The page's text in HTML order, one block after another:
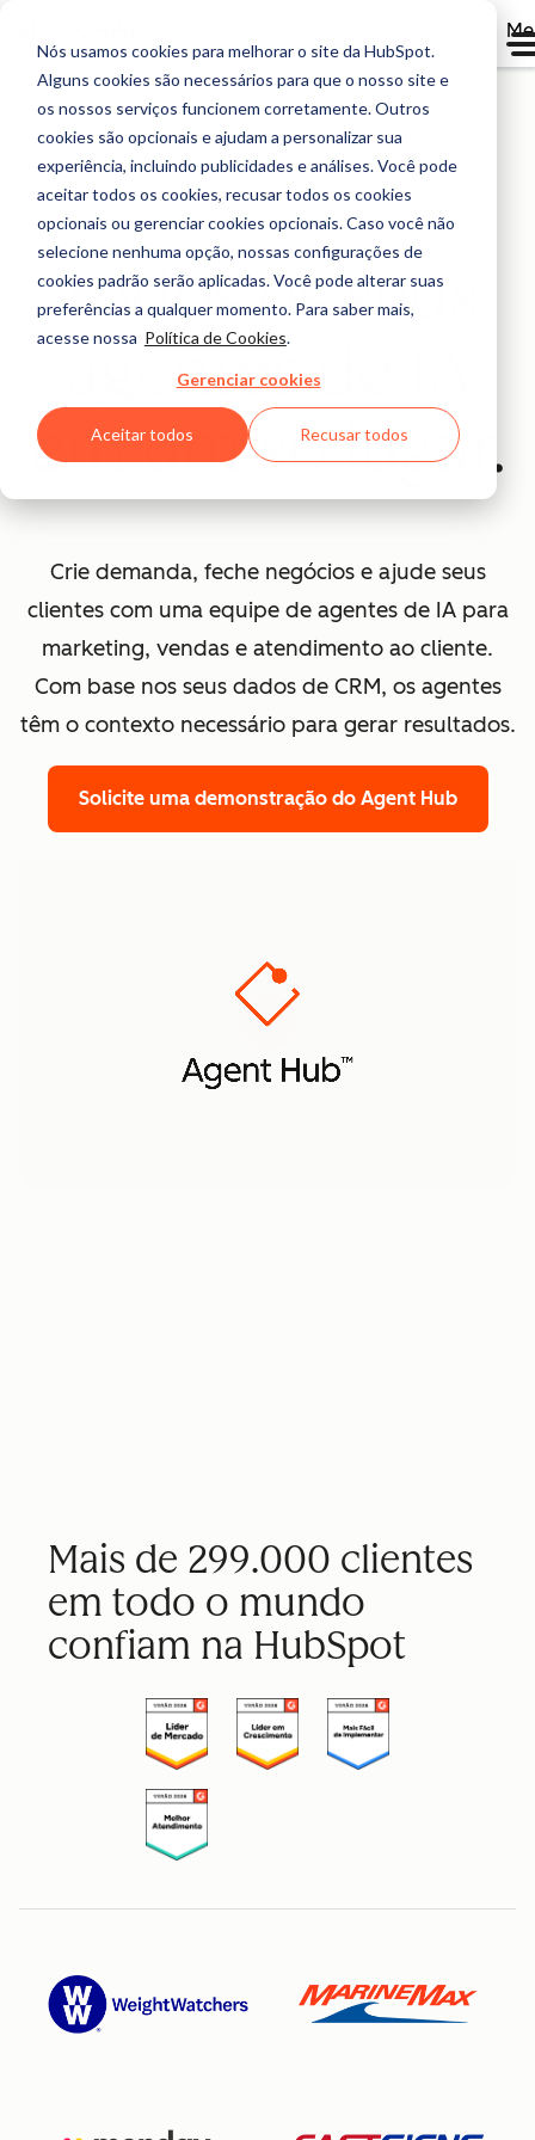
Nós usamos cookies para melhorar o site da HubSpot.
Alguns cookies são necessários para que o nosso site e
os nossos serviços funcionem corretamente. Outros
cookies são opcionais e ajudam a personalizar sua
experiência, incluindo publicidades e análises. Você pode
aceitar todos os cookies, recusar todos os cookies
opcionais ou gerenciar cookies opcionais. Caso você não
selecione nenhuma opção, nossas configurações de
cookies padrão serão aplicadas. Você pode alterar suas
preferências a qualquer momento. Para saber mais,
acesse nossa Política de Cookies.
Gerenciar cookies
Aceitar todos Recusar todos
Beta
Todos os seus
agentes de IA
em um só lugar.
Crie demanda, feche negócios e ajude seus
clientes com uma equipe de agentes de IA para
marketing, vendas e atendimento ao cliente.
Com base nos seus dados de CRM, os agentes
têm o contexto necessário para gerar resultados.
Solicite uma demonstração do Agent Hub
Mais de 299.000 clientes
em todo o mundo
confiam na HubSpot